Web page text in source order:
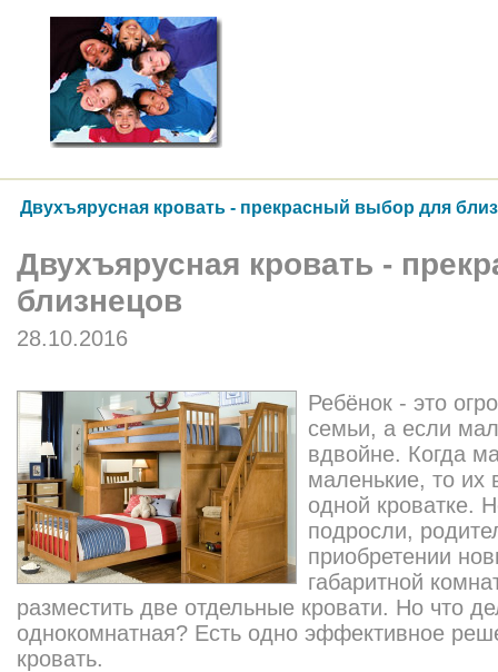
Двухъярусная кровать - прекрасный выбор для
Двухъярусная кровать -
близнецов
28.10.2016
Ребёнок - это
семьи, а если
вдвойне. Когда
маленькие, то их
одной кроватке.
подросли,
приобретении
габаритной
разместить две отдельные кровати. Но что
однокомнатная? Есть одно эффективное
кровать.